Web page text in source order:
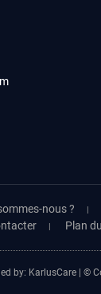
nous ?
Plan
by: KarlusCare| ©